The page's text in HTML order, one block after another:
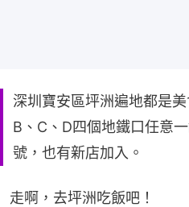
深圳寶安區坪洲遍地都是
B、C、D四個地鐵口任意
號，也有新店加入。
走啊，去坪洲吃飯吧！